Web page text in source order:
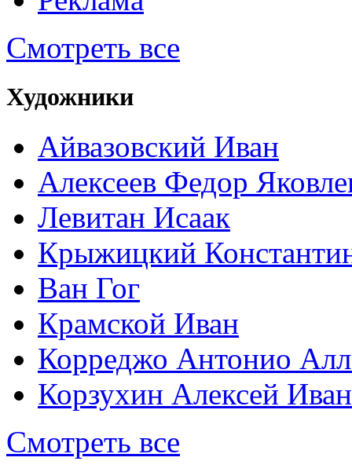
Смотреть все
Художники
Айвазовский Иван
Алексеев Федор
Левитан Исаак
Крыжицкий
Ван Гог
Крамской Иван
Корреджо Антонио
Корзухин Алексей
Смотреть все